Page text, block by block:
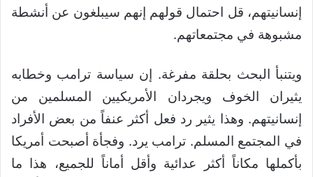
إنسانيتهم، قل احتمال قولهم إنهم سيبلغون عن أنشطة
مشبوهة في مجتمعاتهم.
ويتنبأ البحث بحلقة مفرغة. إن سياسة ترامب وخطابه
يثيران الخوف ويجردان الأمريكيين المسلمين من
إنسانيتهم. وهذا يثير رد فعل أكثر عنفاً من بعض الأفراد
في المجتمع المسلم. ترامب يرد. وفجأة أصبحت أمريكا
بأكملها مكاناً أكثر عدائية وأقل أماناً للجميع، هذا ما